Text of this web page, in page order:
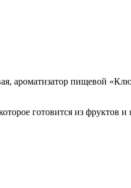
ароматизатор пищевой
готовится из фруктов и